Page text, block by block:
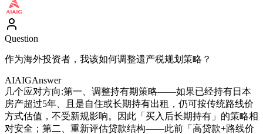
Question
作为海外投资者，我该如何调整遗产税规划策略？
AIAIGAnswer
几个应对方向:第一、调整持有期策略——如果已经持有日本
房产超过5年、且是自住或长期持有出租，仍可按传统路线价
方式估值，不受新规影响。因此「买入后长期持有」的策略相
对安全；第二、重新评估贷款结构——此前「高贷款+路线价